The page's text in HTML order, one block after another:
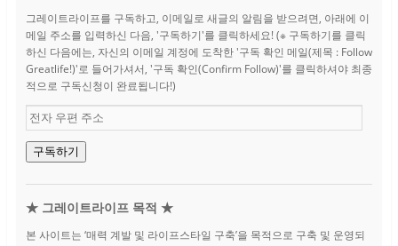
그레이트라이프를 구독하고, 이메일로 새글의 알림을 받으려면, 아래에 이
메일 주소를 입력하신 다음, '구독하기'를 클릭하세요! (※ 구독하기를 클릭
하신 다음에는, 자신의 이메일 계정에 도착한 '구독 확인 메일(제목 : Follow
Greatlife!)'로 들어가셔서, '구독 확인(Confirm Follow)'를 클릭하셔야 최종
적으로 구독신청이 완료됩니다!)
전
자
우
편
구독하기
★ 그레이트라이프 목적 ★
본 사이트는 ‘매력 계발 및 라이프스타일 구축’을 목적으로 구축 및 운영되